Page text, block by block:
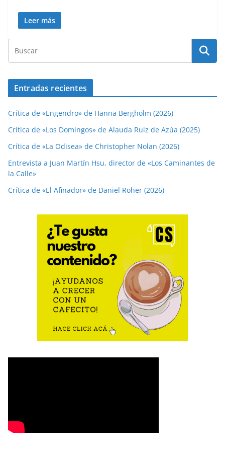
Leer más
Entradas recientes
Crítica de «Engendro» de Hanna Bergholm (2026)
Crítica de «Los Domingos» de Alauda Ruiz de Azúa (2025)
Crítica de «La Odisea» de Christopher Nolan (2026)
Entrevista a Juan Martín Hsu, director de «Los Caminantes de
la Calle»
Crítica de «El Afinador» de Daniel Roher (2026)